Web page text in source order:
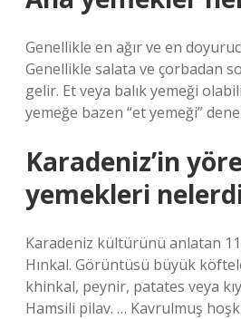
Genellikle en ağır ve en
Genellikle salata ve çorbadan
gelir. Et veya balık yemeği
yemeğe bazen “et yemeği”
Karadeniz’in
yemekleri
Karadeniz kültürünü anlatan
Hınkal. Görüntüsü büyük
khinkal, peynir, patates veya
Hamsili pilav. … Kavrulmuş